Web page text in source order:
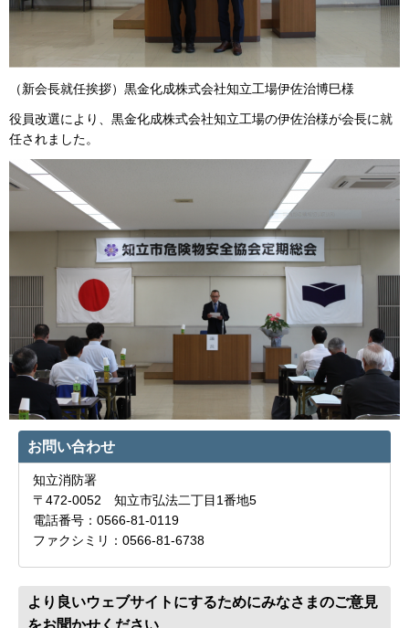
（新会長就任挨拶）黒金化成株式会社知立工場伊佐治博巳様
役員改選により、黒金化成株式会社知立工場の伊佐治様が会長に就
任されました。
お問い合わせ
知立消防署
〒472-0052 知立市弘法二丁目1番地5
電話番号：0566-81-0119
ファクシミリ：0566-81-6738
より良いウェブサイトにするためにみなさまのご意見
をお聞かせください